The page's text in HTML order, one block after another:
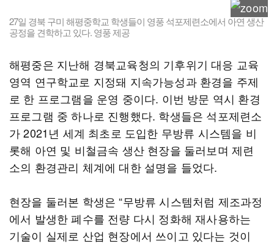
27일 경북 구미 해평중학교 학생들이 영풍 석포제련소에서 아연 생산
공정을 견학하고 있다. 영풍 제공
해평중은 지난해 경북교육청의 기후위기 대응 교육
영역 연구학교로 지정돼 지속가능성과 환경을 주제
로 한 프로그램을 운영 중이다. 이번 방문 역시 환경
프로그램 중 하나로 진행했다. 학생들은 석포제련소
가 2021년 세계 최초로 도입한 무방류 시스템을 비
롯해 아연 및 비철금속 생산 현장을 둘러보며 제련
소의 환경관리 체계에 대한 설명을 들었다.
현장을 둘러본 학생은 “무방류 시스템처럼 제조과정
에서 발생한 폐수를 전량 다시 정화해 재사용하는
기술이 실제로 산업 현장에서 쓰이고 있다는 것이